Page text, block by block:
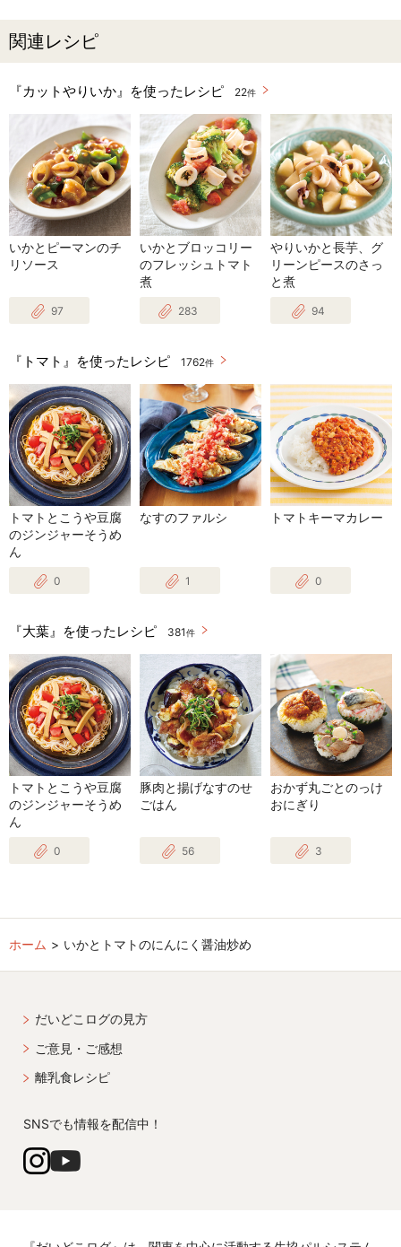
関連レシピ
『カットやりいか』を使ったレシピ 22件
いかとピーマンのチ
リソース
97
いかとブロッコリー
のフレッシュトマト
煮
283
やりいかと長芋、グ
リーンピースのさっ
と煮
94
『トマト』を使ったレシピ 1762件
トマトとこうや豆腐
のジンジャーそうめ
ん
0
なすのファルシ
1
トマトキーマカレー
0
『大葉』を使ったレシピ 381 件
トマトとこうや豆腐
のジンジャーそうめ
ん
0
豚肉と揚げなすのせ
ごはん
56
おかず丸ごとのっけ
おにぎり
3
ホーム いかとトマトのにんにく醤油炒め
だいどこログの見方
ご意見・ご感想
離乳食レシピ
SNSでも情報を配信中！